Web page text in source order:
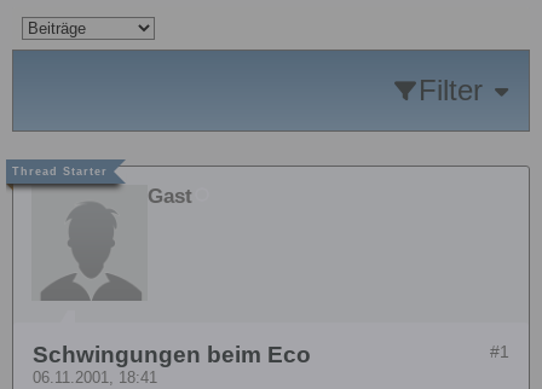
Filter
Gast
#1
Schwingungen beim Eco
06.11.2001, 18:41